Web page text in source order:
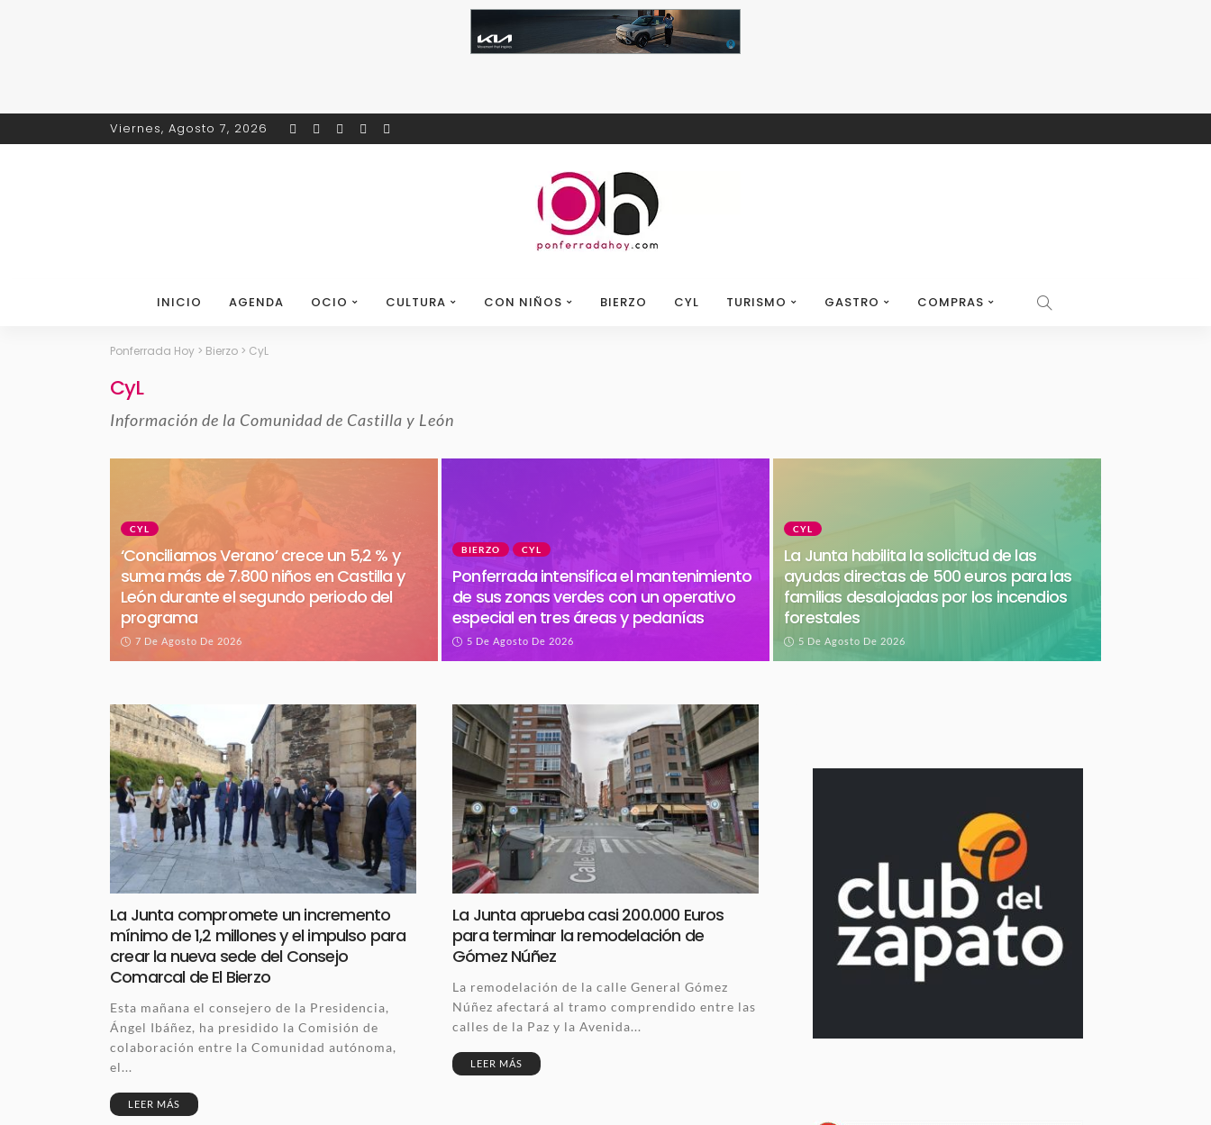
Viernes, Agosto 7, 2026
INICIO AGENDA OCIO CULTURA CON NIÑOS BIERZO CYL TURISMO GASTRO COMPRAS
Ponferrada Hoy > Bierzo > CyL
CyL
Información de la Comunidad de Castilla y León
CYL
‘Conciliamos Verano’ crece un 5,2 % y
suma más de 7.800 niños en Castilla y
León durante el segundo periodo del
programa
7 De Agosto De 2026
BIERZO CYL
Ponferrada intensifica el mantenimiento
de sus zonas verdes con un operativo
especial en tres áreas y pedanías
5 De Agosto De 2026
CYL
La Junta habilita la solicitud de las
ayudas directas de 500 euros para las
familias desalojadas por los incendios
forestales
5 De Agosto De 2026
La Junta compromete un incremento
mínimo de 1,2 millones y el impulso para
crear la nueva sede del Consejo
Comarcal de El Bierzo
Esta mañana el consejero de la Presidencia,
Ángel Ibáñez, ha presidido la Comisión de
colaboración entre la Comunidad autónoma,
el...
LEER MÁS
La Junta aprueba casi 200.000 Euros
para terminar la remodelación de
Gómez Núñez
La remodelación de la calle General Gómez
Núñez afectará al tramo comprendido entre las
calles de la Paz y la Avenida...
LEER MÁS